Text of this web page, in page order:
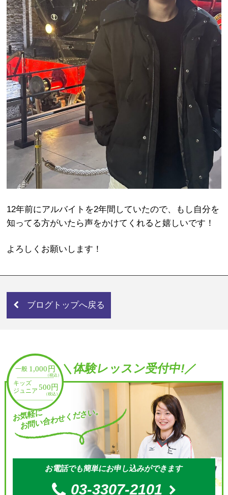
12年前にアルバイトを2年間していたので、もし自分を
知ってる方がいたら声をかけてくれると嬉しいです！
よろしくお願いします！
ブログトップへ戻る
＼体験レッスン受付中!／
お気軽に
お問い合わせください。
お電話でも簡単にお申し込みができます
03-3307-2101